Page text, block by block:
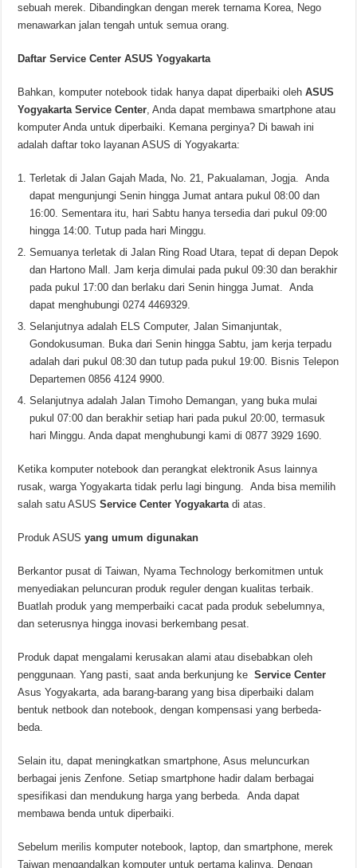
sebuah merek. Dibandingkan dengan merek ternama Korea, Nego
menawarkan jalan tengah untuk semua orang.
Daftar Service Center ASUS Yogyakarta
Bahkan, komputer notebook tidak hanya dapat diperbaiki olehASUS
Yogyakarta Service Center , Anda dapat membawa smartphone atau
komputer Anda untuk diperbaiki. Kemana perginya? Di bawah ini
adalah daftar toko layanan ASUS di Yogyakarta:
Terletak di Jalan Gajah Mada, No. 21, Pakualaman, Jogja. Anda
dapat mengunjungi Senin hingga Jumat antara pukul 08:00 dan
16:00. Sementara itu, hari Sabtu hanya tersedia dari pukul 09:00
hingga 14:00. Tutup pada hari Minggu.
Semuanya terletak di Jalan Ring Road Utara, tepat di depan Depok
dan Hartono Mall. Jam kerja dimulai pada pukul 09:30 dan berakhir
pada pukul 17:00 dan berlaku dari Senin hingga Jumat. Anda
dapat menghubungi 0274 4469329.
Selanjutnya adalah ELS Computer, Jalan Simanjuntak,
Gondokusuman. Buka dari Senin hingga Sabtu, jam kerja terpadu
adalah dari pukul 08:30 dan tutup pada pukul 19:00. Bisnis Telepon
Departemen 0856 4124 9900.
Selanjutnya adalah Jalan Timoho Demangan, yang buka mulai
pukul 07:00 dan berakhir setiap hari pada pukul 20:00, termasuk
hari Minggu. Anda dapat menghubungi kami di 0877 3929 1690.
Ketika komputer notebook dan perangkat elektronik Asus lainnya
rusak, warga Yogyakarta tidak perlu lagi bingung. Anda bisa memilih
salah satu ASUSService Center Yogyakarta di atas.
Produk ASUSyang umum digunakan
Berkantor pusat di Taiwan, Nyama Technology berkomitmen untuk
menyediakan peluncuran produk reguler dengan kualitas terbaik.
Buatlah produk yang memperbaiki cacat pada produk sebelumnya,
dan seterusnya hingga inovasi berkembang pesat.
Produk dapat mengalami kerusakan alami atau disebabkan oleh
penggunaan. Yang pasti, saat anda berkunjung ke Service Center
Asus Yogyakarta, ada barang-barang yang bisa diperbaiki dalam
bentuk netbook dan notebook, dengan kompensasi yang berbeda-
beda.
Selain itu, dapat meningkatkan smartphone, Asus meluncurkan
berbagai jenis Zenfone. Setiap smartphone hadir dalam berbagai
spesifikasi dan mendukung harga yang berbeda. Anda dapat
membawa benda untuk diperbaiki.
Sebelum merilis komputer notebook, laptop, dan smartphone, merek
Taiwan mengandalkan komputer untuk pertama kalinya. Dengan